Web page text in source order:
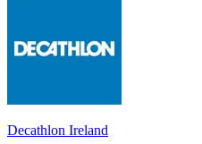
Decathlon Ireland